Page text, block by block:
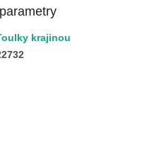
krajinou